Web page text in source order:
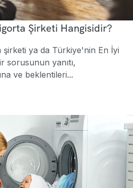
Şirketi Hangisidir?
şirketi ya da Türkiye'nin En İyi
sorusunun yanıtı,
ve beklentileri...